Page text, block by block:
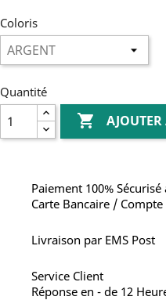
Coloris
Quantité

Paiement 100%
Carte Bancaire /
Livraison par EMS Post
Service Client
Réponse en - de 12